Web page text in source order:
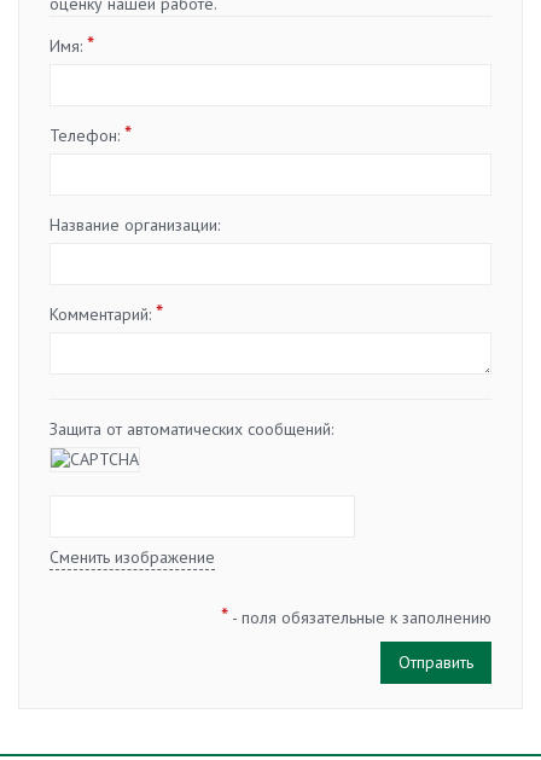
Имя: *
Телефон: *
Название организации:
Комментарий: *
Защита от автоматических сообщений:
Сменить изображение
* - поля обязательные к заполнению